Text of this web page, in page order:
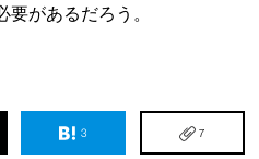
があるだろう。
3 7